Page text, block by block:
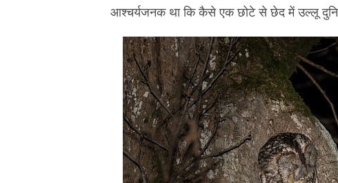
आश्चर्यजनक था कि कैसे एक छोटे से छेद में उल्लू